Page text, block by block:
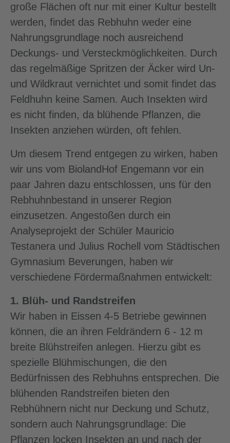
große Flächen oft nur mit einer Kultur bestellt
werden, findet das Rebhuhn weder eine
Nahrungsgrundlage noch ausreichend
Deckungs- und Versteckmöglichkeiten. Durch
das regelmäßige Spritzen der Äcker wird Un-
und Wildkraut vernichtet und somit findet das
Feldhuhn keine Samen. Auch Insekten wird
es nicht finden, da blühende Pflanzen, die
Insekten anziehen würden, oft fehlen.
Um diesem Trend entgegen zu wirken, haben
wir uns vom BiolandHof Engemann vor ein
paar Jahren dazu entschlossen, uns für den
Rebhuhnbestand in unserer Region
einzusetzen. Angestoßen durch ein
Analyseprojekt der Schüler Mauricio
Testanera und Julius Rochell vom Städtischen
Gymnasium Beverungen, haben wir
verschiedene Fördermaßnahmen entwickelt:
1. Blüh- und Randstreifen
Wir haben in Eissen 4-5 Betriebe gewinnen
können, die an ihren Feldrändern 6 - 12 m
breite Blühstreifen anlegen. Hierzu gibt es
spezielle Blühmischungen, die den
Bedürfnissen des Rebhuhns entsprechen. Die
blühenden Randstreifen bieten den
Rebhühnern nicht nur Deckung und Schutz,
sondern auch Nahrungsgrundlage: Die
Pflanzen locken Insekten an und nach der